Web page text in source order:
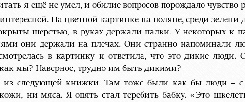
я ещё не умел, и обилие вопросов порождало чувство
На цветной картинке на поляне, среди зелени
шерстью, в руках держали палки. У некоторых к
они держали на плечах. Они странно напоминали
в картинку и ответила, что это дикие люди.
мы? Наверное, трудно им быть дикими?
из следующей книжки. Там тоже были как бы люди – с
ни мяса. Я опять стал теребить бабку. «Это